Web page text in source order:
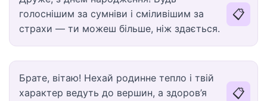
голоснішим за сумніви і сміливішим за
страхи — ти можеш більше, ніж здається.
📋
Брате, вітаю! Нехай родинне тепло і твій
характер ведуть до вершин, а здоров’я
📋